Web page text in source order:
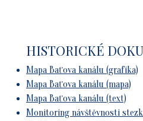
HISTORICKÉ
Mapa Baťova kanálu (grafika)
Mapa Baťova kanálu (mapa)
Mapa Baťova kanálu (text)
Monitoring návštěvnosti